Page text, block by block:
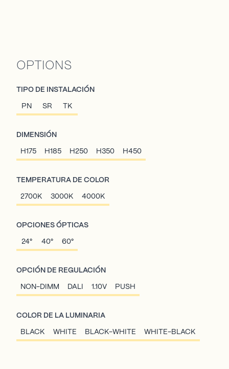
OPTIONS
TIPO DE INSTALACIÓN
PN SR TK
DIMENSIÓN
H175 H185 H250 H350 H450
TEMPERATURA DE COLOR
2700K 3000K 4000K
OPCIONES ÓPTICAS
24° 40° 60°
OPCIÓN DE REGULACIÓN
NON-DIMM DALI 1.10V PUSH
COLOR DE LA LUMINARIA
BLACK WHITE BLACK-WHITE WHITE-BLACK